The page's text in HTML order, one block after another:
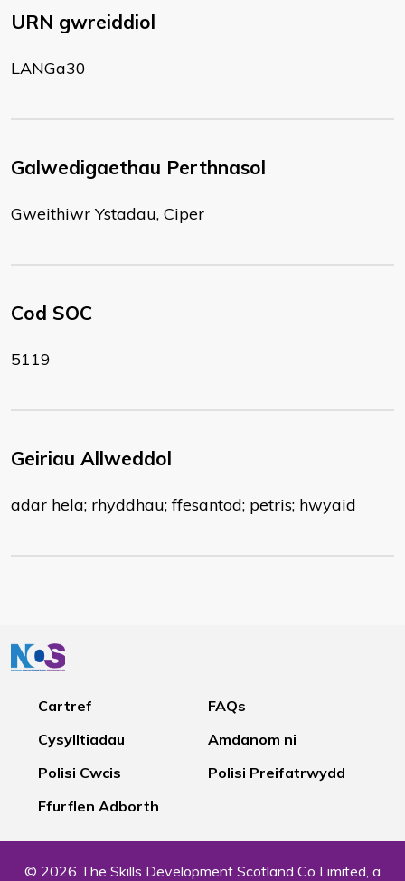
URN gwreiddiol
LANGa30
Galwedigaethau Perthnasol
Gweithiwr Ystadau, Ciper
Cod SOC
5119
Geiriau Allweddol
adar hela; rhyddhau; ffesantod; petris; hwyaid
Cartref
FAQs
Cysylltiadau
Amdanom ni
Polisi Cwcis
Polisi Preifatrwydd
Ffurflen Adborth
© 2026 The Skills Development Scotland Co Limited, a